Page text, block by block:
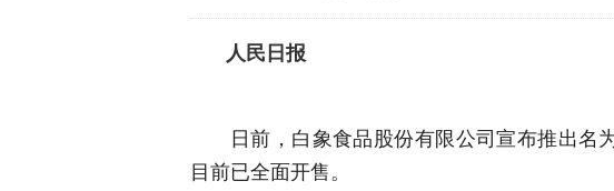
人民日报
日前， 白象食品股份有限公司宣布推出名
目前已全面开售。